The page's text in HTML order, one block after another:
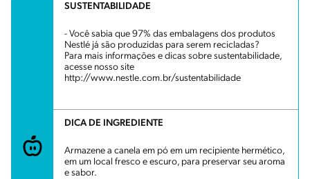
SUSTENTABILIDADE
- Você sabia que 97% das embalagens dos produtos
Nestlé já são produzidas para serem recicladas?
Para mais informações e dicas sobre sustentabilidade,
acesse nosso site
http://www.nestle.com.br/sustentabilidade
DICA DE INGREDIENTE
Armazene a canela em pó em um recipiente hermético,
em um local fresco e escuro, para preservar seu aroma
e sabor.